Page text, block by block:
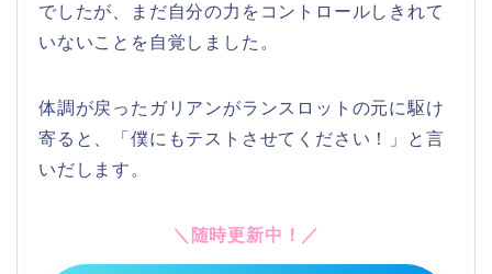
でしたが、まだ自分の力をコントロールしきれて
いないことを自覚しました。
体調が戻ったガリアンがランスロットの元に駆け
寄ると、「僕にもテストさせてください！」と言
いだします。
＼随時更新中！／